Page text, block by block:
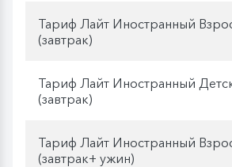
Тариф Лайт Иностранный
(завтрак)
Тариф Лайт Иностранный
(завтрак)
Тариф Лайт Иностранный
(завтрак+ ужин)